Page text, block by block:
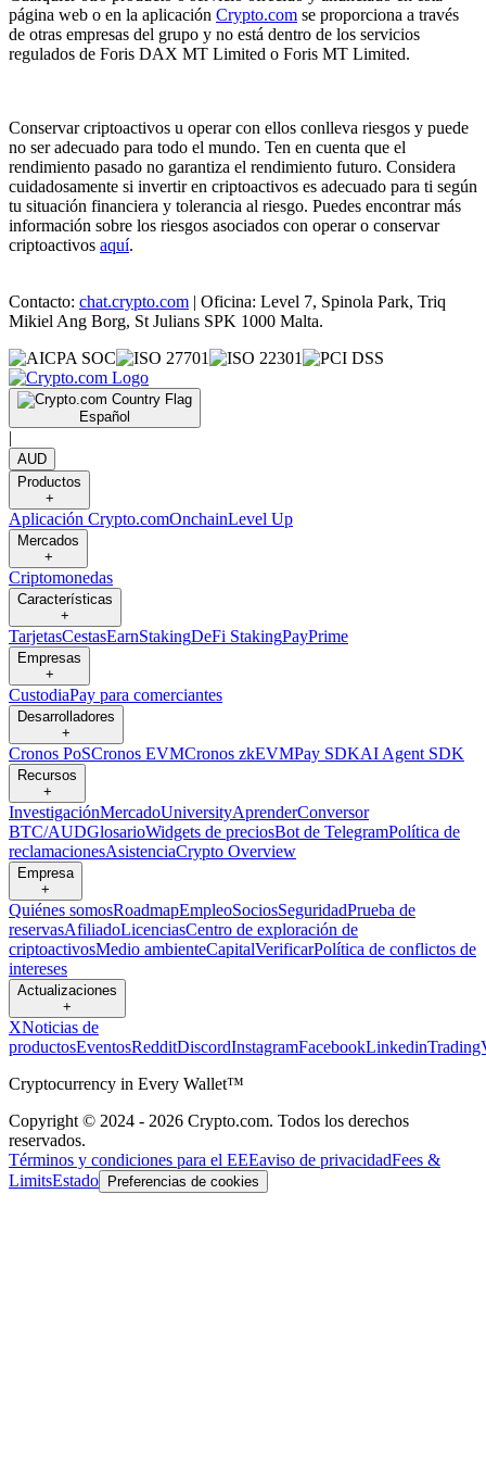
página web o en la aplicación Crypto.com se proporciona a través
de otras empresas del grupo y no está dentro de los servicios
regulados de Foris DAX MT Limited o Foris MT Limited.
Conservar criptoactivos u operar con ellos conlleva riesgos y puede
no ser adecuado para todo el mundo. Ten en cuenta que el
rendimiento pasado no garantiza el rendimiento futuro. Considera
cuidadosamente si invertir en criptoactivos es adecuado para ti según
tu situación financiera y tolerancia al riesgo. Puedes encontrar más
información sobre los riesgos asociados con operar o conservar
criptoactivos aquí.
Contacto: chat.crypto.com | Oficina: Level 7, Spinola Park, Triq
Mikiel Ang Borg, St Julians SPK 1000 Malta.
Español
|
AUD
Productos
+
Aplicación Crypto.comOnchainLevel Up
Mercados
+
Criptomonedas
Características
+
TarjetasCestasEarnStakingDeFi StakingPayPrime
Empresas
+
CustodiaPay para comerciantes
Desarrolladores
+
Cronos PoSCronos EVMCronos zkEVMPay SDKAI Agent SDK
Recursos
+
InvestigaciónMercadoUniversityAprenderConversor
BTC/AUDGlosarioWidgets de preciosBot de TelegramPolítica de
reclamacionesAsistenciaCrypto Overview
Empresa
+
Quiénes somosRoadmapEmpleoSociosSeguridadPrueba de
reservasAfiliadoLicenciasCentro de exploración de
criptoactivosMedio ambienteCapitalVerificarPolítica de conflictos de
intereses
Actualizaciones
+
XNoticias de
productosEventosRedditDiscordInstagramFacebookLinkedin
Cryptocurrency in Every Wallet™
Copyright © 2024 - 2026 Crypto.com. Todos los derechos
reservados.
Términos y condiciones para el EEEaviso de privacidadFees &
LimitsEstado Preferencias de cookies